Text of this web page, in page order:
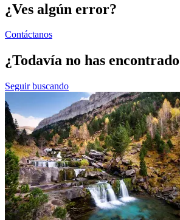
¿Ves algún error?
Contáctanos
¿Todavía no has
Seguir buscando